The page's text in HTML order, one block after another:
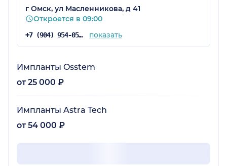
г Омск, ул Масленникова, д 41
Откроется в 09:00
+7 (904) 954-05-70 показать
Импланты Osstem
от 25 000 ₽
Импланты Astra Tech
от 54 000 ₽